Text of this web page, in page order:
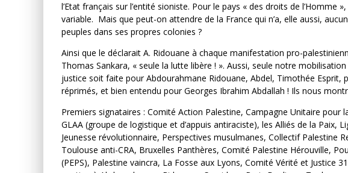
l’Etat français sur l’entité sioniste. Pour le pays « des droits de l’Homme
variable. Mais que peut-on attendre de la France qui n’a, elle aussi,
peuples dans ses propres colonies ?
Ainsi que le déclarait A. Ridouane à chaque manifestation pro-
Thomas Sankara, « seule la lutte libère ! ». Aussi, seule notre
justice soit faite pour Abdourahmane Ridouane, Abdel, Timothée
réprimés, et bien entendu pour Georges Ibrahim Abdallah ! Ils nous
Premiers signataires : Comité Action Palestine, Campagne Unitaire pour
GLAA (groupe de logistique et d’appuis antiraciste), les Alliés de la Paix,
Jeunesse révolutionnaire, Perspectives musulmanes, Collectif Palestine
Toulouse anti-CRA, Bruxelles Panthères, Comité Palestine Hérouville,
(PEPS), Palestine vaincra, La Fosse aux Lyons, Comité Vérité et Justice